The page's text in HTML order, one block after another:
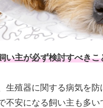
い主が必ず検討すべきこ
生殖器に関する病気を
安になる飼い主も多い